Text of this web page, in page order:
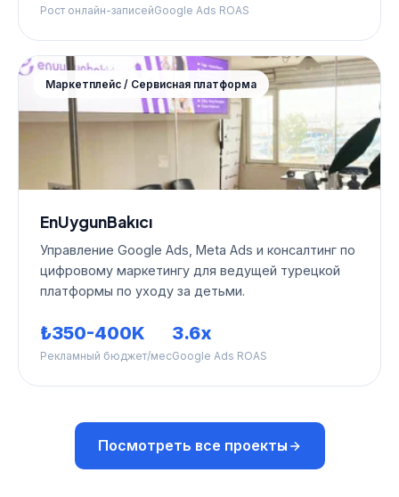
Рост онлайн-записейGoogle Ads ROAS
Маркетплейс / Сервисная платформа
EnUygunBakıcı
Управление Google Ads, Meta Ads и консалтинг по
цифровому маркетингу для ведущей турецкой
платформы по уходу за детьми.
₺350-400K
Рекламный бюджет/мес
3.6x
Google Ads ROAS
Посмотреть все проекты